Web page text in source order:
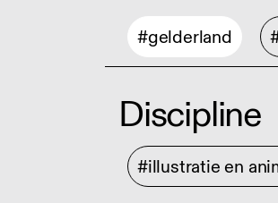
#gelderland
Discipline
#illustratie en